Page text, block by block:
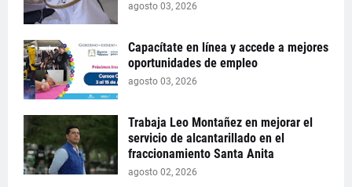
agosto 03, 2026
Capacítate en línea y accede a mejores
oportunidades de empleo
agosto 03, 2026
Trabaja Leo Montañez en mejorar el
servicio de alcantarillado en el
fraccionamiento Santa Anita
agosto 02, 2026